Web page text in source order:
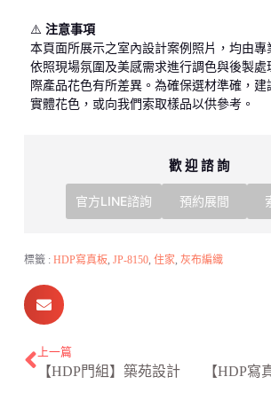
⚠️ 注意事項
本頁面所展示之室內設計案例照片，均由專
依照現場氛圍及美感需求進行調色與後製處
際產品花色有所差異。為確保選材準確，建
實體花色，或向我們索取樣品以供參考。
歡 迎 諮 詢
官方LINE諮詢 預約展間
標籤 : HDP寫真板, JP-8150, 住家 灰布編織
上一篇
【HDP門組】築苑設計 【HDP寫